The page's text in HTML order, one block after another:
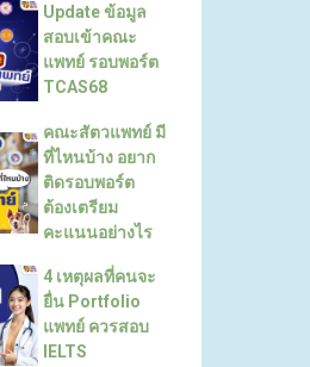
Update ข้อมูล
สอบเข้าคณะ
แพทย์ รอบพอร์ต
TCAS68
คณะสัตวแพทย์ มี
ที่ไหนบ้าง อยาก
ติดรอบพอร์ต
ต้องเตรียม
คะแนนอย่างไร
4 เหตุผลที่คนจะ
ยื่น Portfolio
แพทย์ ควรสอบ
IELTS